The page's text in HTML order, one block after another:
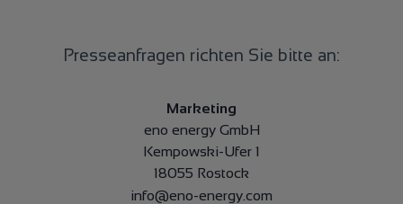
Presseanfragen richten Sie bitte an:
Marketing
eno energy GmbH
Kempowski-Ufer 1
18055 Rostock
info@eno-energy.com